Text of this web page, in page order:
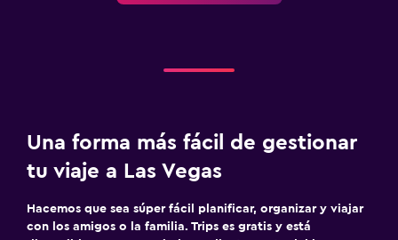
Una forma más fácil de gestionar
tu viaje a Las Vegas
Hacemos que sea súper fácil planificar, organizar y viajar
con los amigos o la familia. Trips es gratis y está